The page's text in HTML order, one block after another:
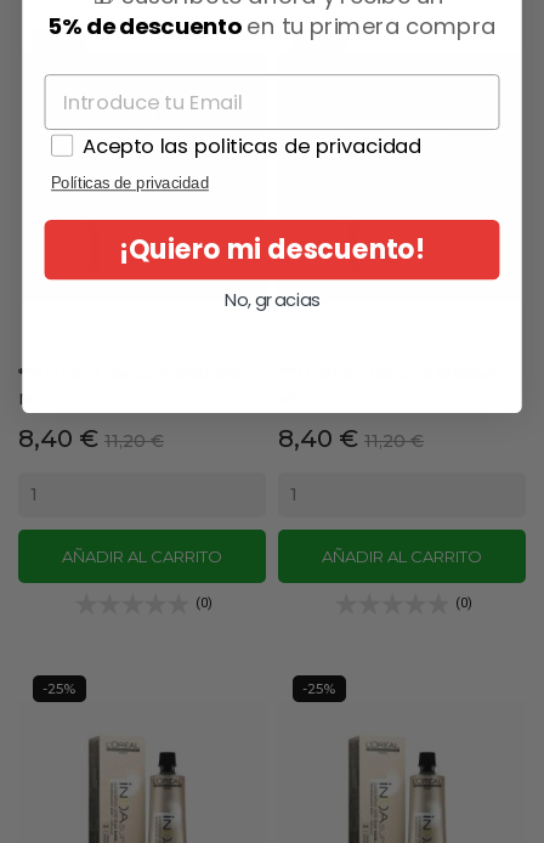
***LOREAL INOA SUPRÉME
Nº...
Precio
8,40 € Precio
11,20 €
AÑADIR AL CARRITO
(0)
Precio
8,40 € Precio
11,20 €
AÑADIR AL CARRITO
(0)
-25%
-25% -25%
5% de descuentoen tu primera compra
Acepto las politicas de privacidad
Políticas de privacidad
¡Quiero mi descuento!
No, gracias